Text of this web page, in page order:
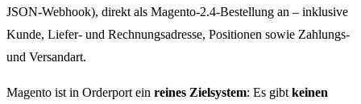
JSON-Webhook), direkt als Magento-2.4-Bestellung an – inklusive
Kunde, Liefer- und Rechnungsadresse, Positionen sowie Zahlungs-
und Versandart.
Magento ist in Orderport ein reines Zielsystem: Es gibt keinen